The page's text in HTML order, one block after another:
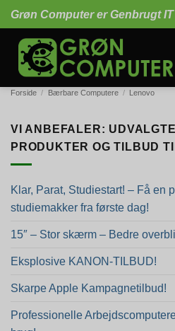
Fortsæt
til
indhold
Grøn Computer er Genbrugt
Forside / Bærbare Computere / Lenovo
VI ANBEFALER: UDVALGTE
PRODUKTER OG TILBUD
Klar, Parat, Studiestart! – Få en
studiemakker fra første dag!
15″ – Stor skærm – Bedre
Eksplosive KANON-TILBUD!
Skarpe Apple Kampagnetilbud!
Professionelle